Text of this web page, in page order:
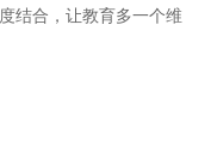
结合，让教育多一个维